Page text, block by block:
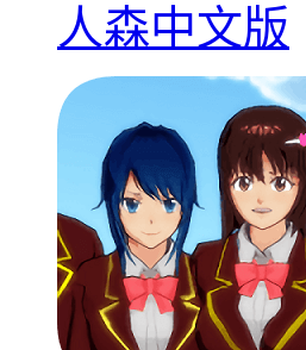
人森中文版